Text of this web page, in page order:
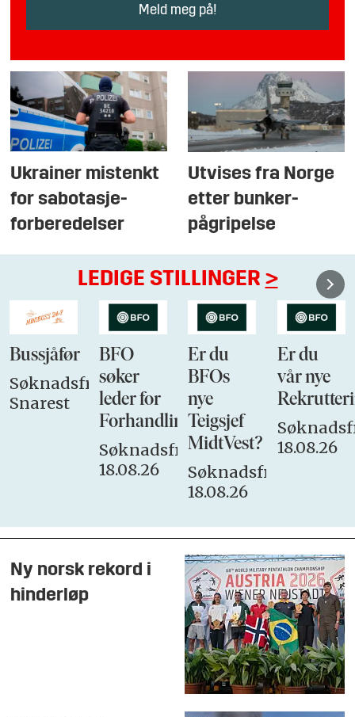
Ukrainer mistenkt
for sabotasje-
forberedelser
Utvises fra Norge
etter bunker-
pågripelse
LEDIGE STILLINGER >
Bussjåfør
Søknadsfrist:
Snarest
BFO
søker
leder for
Forhandlingsutvalget
Søknadsfrist:
18.08.26
Er du
BFOs
nye
Teigsjef
MidtVest?
Søknadsfrist:
18.08.26
Er du
vår nye
18.08.26
Ny norsk rekord i
hinderløp